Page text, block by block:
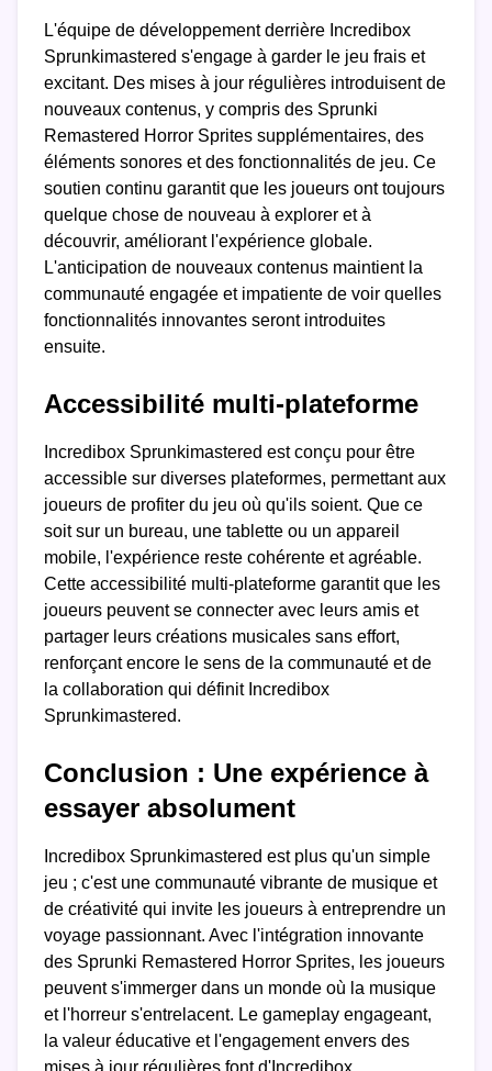
L'équipe de développement derrière Incredibox
Sprunkimastered s'engage à garder le jeu frais et
excitant. Des mises à jour régulières introduisent de
nouveaux contenus, y compris des Sprunki
Remastered Horror Sprites supplémentaires, des
éléments sonores et des fonctionnalités de jeu. Ce
soutien continu garantit que les joueurs ont toujours
quelque chose de nouveau à explorer et à
découvrir, améliorant l'expérience globale.
L'anticipation de nouveaux contenus maintient la
communauté engagée et impatiente de voir quelles
fonctionnalités innovantes seront introduites
ensuite.
Accessibilité multi-plateforme
Incredibox Sprunkimastered est conçu pour être
accessible sur diverses plateformes, permettant aux
joueurs de profiter du jeu où qu'ils soient. Que ce
soit sur un bureau, une tablette ou un appareil
mobile, l'expérience reste cohérente et agréable.
Cette accessibilité multi-plateforme garantit que les
joueurs peuvent se connecter avec leurs amis et
partager leurs créations musicales sans effort,
renforçant encore le sens de la communauté et de
la collaboration qui définit Incredibox
Sprunkimastered.
Conclusion : Une expérience à
essayer absolument
Incredibox Sprunkimastered est plus qu'un simple
jeu ; c'est une communauté vibrante de musique et
de créativité qui invite les joueurs à entreprendre un
voyage passionnant. Avec l'intégration innovante
des Sprunki Remastered Horror Sprites, les joueurs
peuvent s'immerger dans un monde où la musique
et l'horreur s'entrelacent. Le gameplay engageant,
la valeur éducative et l'engagement envers des